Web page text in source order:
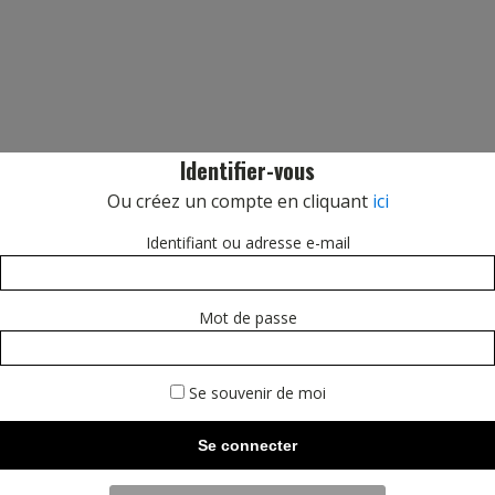
Identifier-vous
Ou créez un compte en cliquant ici
Identifiant ou adresse e-mail
Mot de passe
Se souvenir de moi